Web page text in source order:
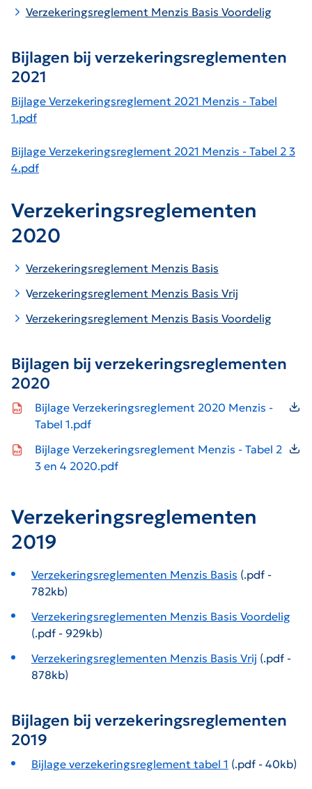
Verzekeringsreglement Menzis Basis Voordelig
Bijlagen bij verzekeringsreglementen
2021
Bijlage Verzekeringsreglement 2021 Menzis - Tabel
1.pdf
Bijlage Verzekeringsreglement 2021 Menzis - Tabel 2 3
4.pdf
Verzekeringsreglementen
2020
Verzekeringsreglement Menzis Basis
Verzekeringsreglement Menzis Basis Vrij
Verzekeringsreglement Menzis Basis Voordelig
Bijlagen bij verzekeringsreglementen
2020
Icon file type-pdf
Bijlage Verzekeringsreglement 2020 Menzis -
Tabel 1.pdf
Icon file type-pdf
Bijlage Verzekeringsreglement Menzis - Tabel 2
3 en 4 2020.pdf
Verzekeringsreglementen
2019
Verzekeringsreglementen Menzis Basis (.pdf -
782kb)
Verzekeringsreglementen Menzis Basis Voordelig
(.pdf - 929kb)
Verzekeringsreglementen Menzis Basis Vrij (.pdf -
878kb)
Bijlagen bij verzekeringsreglementen
2019
Bijlage verzekeringsreglement tabel 1 (.pdf - 40kb)